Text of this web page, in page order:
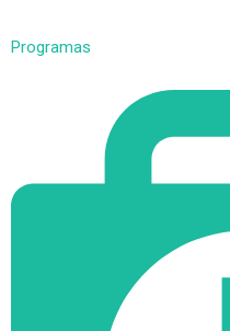
Programas